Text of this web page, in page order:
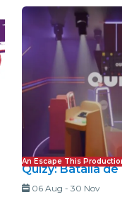
An Escape This
Quizy: Batalla de
06 Aug - 30 Nov